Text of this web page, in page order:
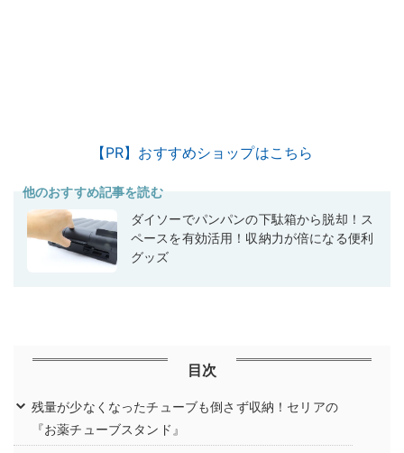
【PR】おすすめショップはこちら
他のおすすめ記事を読む
ダイソーでパンパンの下駄箱から脱却！ス
ペースを有効活用！収納力が倍になる便利
グッズ
目次
残量が少なくなったチューブも倒さず収納！セリアの
『お薬チューブスタンド』